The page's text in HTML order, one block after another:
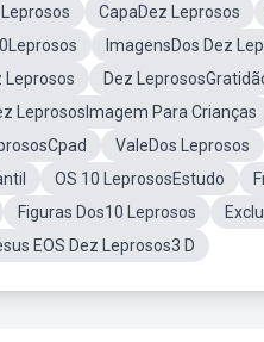
CapaDez Leprosos
ImagensDos Dez
Leprosos
Dez
LeprososImagem Para Crianças
ValeDos Leprosos
OS 10 LeprososEstudo
Figuras Dos10 Leprosos
EOS Dez Leprosos3 D